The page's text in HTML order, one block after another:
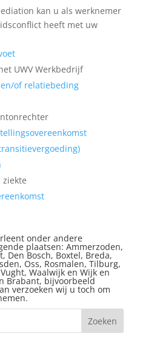
kan u als werknemer
heeft met uw
UWV Werkbedrijf
of relatiebeding
onder andere
plaatsen: Ammerzoden,
, Den Bosch, Boxtel, Breda,
, Oss, Rosmalen, Tilburg,
Vught, Waalwijken Wijk en
Brabant, bijvoorbeeld
verzoeken wij u toch om